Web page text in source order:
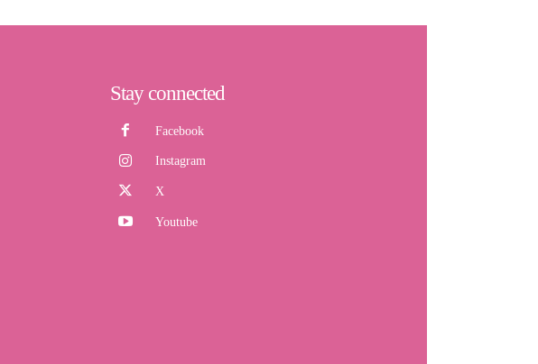
Stay connected
Facebook
Instagram
X
Youtube